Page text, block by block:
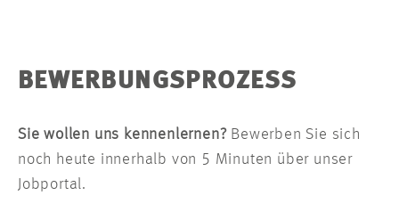
BEWERBUNGSPROZESS
Sie wollen uns kennenlernen?Bewerben Sie sich
noch heute innerhalb von 5 Minuten über unser
Jobportal.